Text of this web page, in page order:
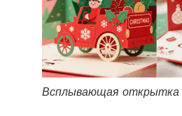
Всплывающая открытка